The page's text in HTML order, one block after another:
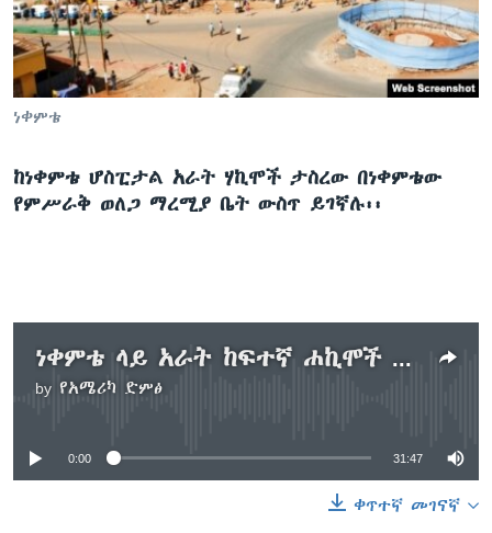
ቋንቋዎች
ነቀምቴ
ከነቀምቴ ሆስፒታል አራት ሃኪሞች ታስረው በነቀምቴው
የምሥራቅ ወለጋ ማረሚያ ቤት ውስጥ ይገኛሉ፡፡
ነቀምቴ ላይ አራት ከፍተኛ ሐኪሞች ታሥረዋል
by የአሜሪካ ድምፅ
No media source currently available
0:00 31:47
ቀጥተኛ መገናኛ